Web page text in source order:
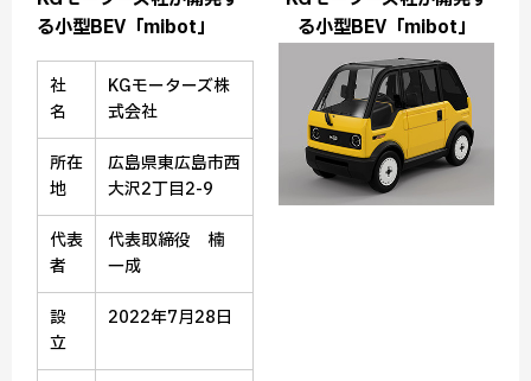
る小型BEV「mibot」
社
名
KGモーターズ株
式会社
所在
地
広島県東広島市西
大沢2丁目2-9
代表
者
代表取締役 楠
一成
設
立
2022年7月28日
る小型BEV「mibot」